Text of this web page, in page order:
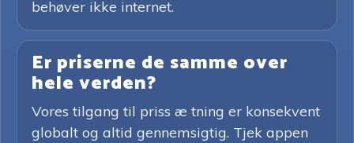
behøver ikke internet.
Er priserne de samme over
hele verden?
Vores tilgang til priss æ tning er konsekvent
globalt og altid gennemsigtig. Tjek appen